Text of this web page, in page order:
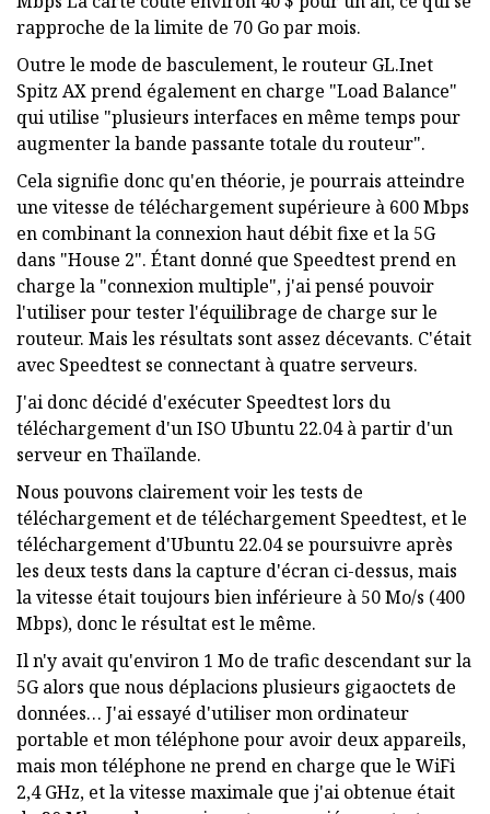
rapproche de la limite de 70 Go par mois.
Outre le mode de basculement, le routeur GL.Inet
Spitz AX prend également en charge "Load Balance"
qui utilise "plusieurs interfaces en même temps pour
augmenter la bande passante totale du routeur".
Cela signifie donc qu'en théorie, je pourrais atteindre
une vitesse de téléchargement supérieure à 600 Mbps
en combinant la connexion haut débit fixe et la 5G
dans "House 2". Étant donné que Speedtest prend en
charge la "connexion multiple", j'ai pensé pouvoir
l'utiliser pour tester l'équilibrage de charge sur le
routeur. Mais les résultats sont assez décevants. C'était
avec Speedtest se connectant à quatre serveurs.
J'ai donc décidé d'exécuter Speedtest lors du
téléchargement d'un ISO Ubuntu 22.04 à partir d'un
serveur en Thaïlande.
Nous pouvons clairement voir les tests de
téléchargement et de téléchargement Speedtest, et le
téléchargement d'Ubuntu 22.04 se poursuivre après
les deux tests dans la capture d'écran ci-dessus, mais
la vitesse était toujours bien inférieure à 50 Mo/s (400
Mbps), donc le résultat est le même.
Il n'y avait qu'environ 1 Mo de trafic descendant sur la
5G alors que nous déplacions plusieurs gigaoctets de
données… J'ai essayé d'utiliser mon ordinateur
portable et mon téléphone pour avoir deux appareils,
mais mon téléphone ne prend en charge que le WiFi
2,4 GHz, et la vitesse maximale que j'ai obtenue était